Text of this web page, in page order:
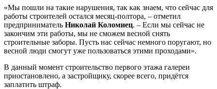
«Мы пошли на такие нарушения, так как знаем, что сейчас для
работы строителей остался месяц-полтора, – отметил
предприниматель Николай Коломиец. – Если мы сейчас не
закончим эти работы, мы не сможем весной снять
строительные заборы. Пусть нас сейчас немного поругают, но
весной люди смогут уже пользоваться этими проходами».
В данный момент строительство первого этажа галереи
приостановлено, а застройщику, скорее всего, придётся
заплатить штраф.